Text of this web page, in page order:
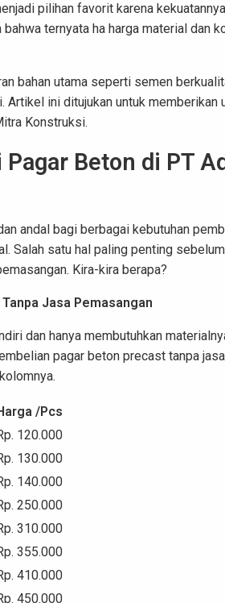
pilihan favorit karena
ternyata ha harga material dan
bahan utama seperti semen
ini ditujukan untuk memberikan
Konstruksi.
Beton di PT
andal bagi berbagai kebutuhan
Salah satu hal paling penting
Kira-kira berapa?
Jasa Pemasangan
dan hanya membutuhkan
pagar beton precast tanpa
/Pcs
120.000
130.000
140.000
250.000
310.000
355.000
410.000
450.000